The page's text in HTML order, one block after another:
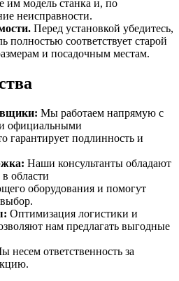
им модель станка и, по
неисправности.
Перед установкой убедитесь,
полностью соответствует старой
и посадочным местам.
Мы работаем напрямую с
официальными
гарантирует подлинность и
Наши консультанты обладают
области
оборудования и помогут
Оптимизация логистики и
нам предлагать выгодные
несем ответственность за